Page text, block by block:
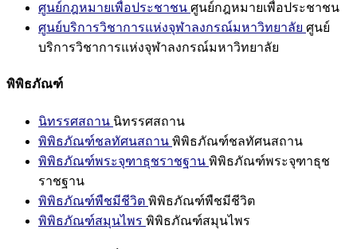
ศูนย์กฎหมายเพื่อประชาชน ศูนย์กฎหมายเพื่อประชาชน
ศูนย์บริการวิชาการแห่งจุฬาลงกรณ์มหาวิทยาลัย ศูนย์
บริการวิชาการแห่งจุฬาลงกรณ์มหาวิทยาลัย
พิพิธภัณฑ์
นิทรรศสถาน นิทรรศสถาน
พิพิธภัณฑ์ชลทัศนสถาน พิพิธภัณฑ์ชลทัศนสถาน
พิพิธภัณฑ์พระจุฑาธุชราชฐาน พิพิธภัณฑ์พระจุฑาธุช
ราชฐาน
พิพิธภัณฑ์พืชมีชีวิต พิพิธภัณฑ์พืชมีชีวิต
พิพิธภัณฑ์สมุนไพร พิพิธภัณฑ์สมุนไพร